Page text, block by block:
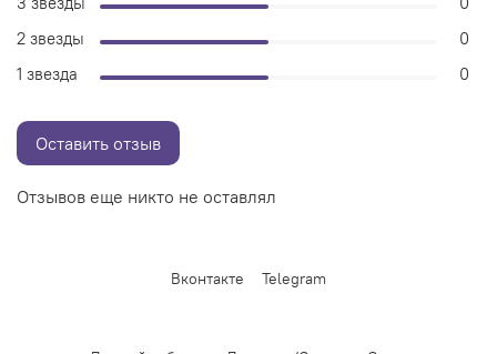
Отзывов еще никто не оставлял
2 звезды
0
1 звезда
0
Оставить отзыв
Вконтакте Telegram